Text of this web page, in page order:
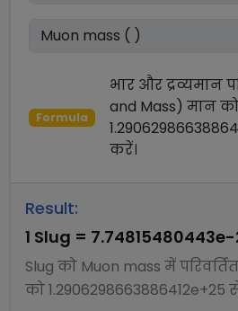
Formula
भार और द्रव्यमान
and Mass) मान
करें।
Result:
1 Slug =
Slug को Muon mass में
को1.2906298663886412e+25